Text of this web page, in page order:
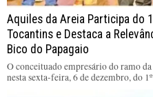
Aquiles da Areia Participa do
Tocantins e Destaca a
Bico do Papagaio
O conceituado empresário do ramo
nesta sexta-feira, 6 de dezembro, do